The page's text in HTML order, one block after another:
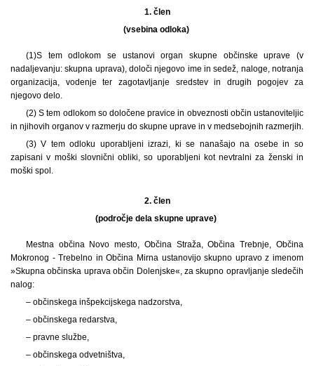
1. člen
(vsebina odloka)
(1)S tem odlokom se ustanovi organ skupne občinske uprave (v
nadaljevanju: skupna uprava), določi njegovo ime in sedež, naloge, notranja
organizacija, vodenje ter zagotavljanje sredstev in drugih pogojev za
njegovo delo.
(2) S tem odlokom so določene pravice in obveznosti občin ustanoviteljic
in njihovih organov v razmerju do skupne uprave in v medsebojnih razmerjih.
(3) V tem odloku uporabljeni izrazi, ki se nanašajo na osebe in so
zapisani v moški slovnični obliki, so uporabljeni kot nevtralni za ženski in
moški spol.
2. člen
(področje dela skupne uprave)
Mestna občina Novo mesto, Občina Straža, Občina Trebnje, Občina
Mokronog - Trebelno in Občina Mirna ustanovijo skupno upravo z imenom
»Skupna občinska uprava občin Dolenjske«, za skupno opravljanje sledečih
nalog:
– občinskega inšpekcijskega nadzorstva,
– občinskega redarstva,
– pravne službe,
– občinskega odvetništva,